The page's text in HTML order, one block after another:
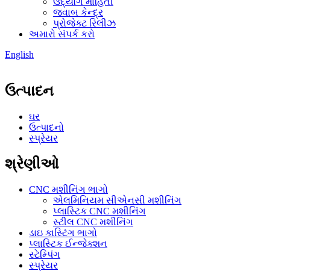
જવાબ કેન્દ્ર
પ્રોજેક્ટ રિલીઝ
અમારો સંપર્ક કરો
English
ઉત્પાદન
ઘર
ઉત્પાદનો
સ્પ્રેયર
શ્રેણીઓ
CNC મશીનિંગ ભાગો
એલમિનિયમ સીએનસી મશીનિંગ
પ્લાસ્ટિક CNC મશીનિંગ
સ્ટીલ CNC મશીનિંગ
ડાઇ કાસ્ટિંગ ભાગો
પ્લાસ્ટિક ઈન્જેક્શન
સ્ટેમ્પિંગ
સ્પ્રેયર